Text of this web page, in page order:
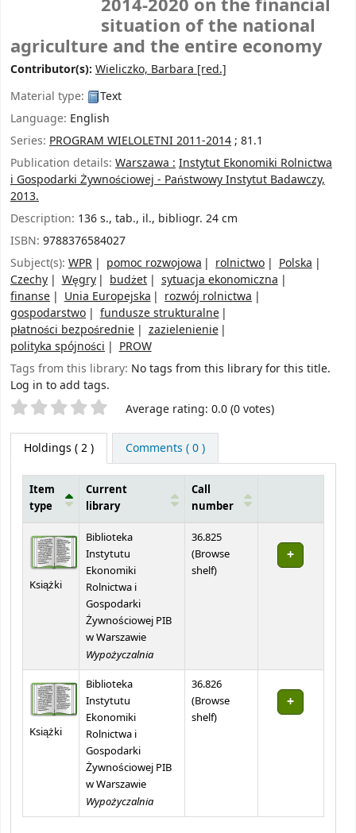
2014-2020 on the financial
situation of the national
agriculture and the entire economy
Contributor(s): Wieliczko, Barbara [red.]
Material type:
Text
Language: English
Series: PROGRAM WIELOLETNI 2011-2014; 81.1
Publication details: Warszawa : Instytut Ekonomiki Rolnictwa
i Gospodarki Żywnościowej - Państwowy Instytut Badawczy,
2013.
Description: 136 s., tab., il., bibliogr. 24 cm
ISBN: 9788376584027
Subject(s): WPR pomoc rozwojowa rolnictwo
Polska
Czechy
Węgry budżet
sytuacja ekonomiczna
finanse
Unia Europejska
rozwój rolnictwa
gospodarstwo
fundusze strukturalne
płatności bezpośrednie
zazielenienie
polityka spójności
PROW
Tags from this library: No tags from this library for this title.
Log in to add tags.
Star ratings Average rating: 0.0 (0 votes)
Holdings ( 2 ) Comments ( 0 )
Item
type
Current
library
Call
number
Książki
Biblioteka
Instytutu
Ekonomiki
Rolnictwa i
Gospodarki
Żywnościowej PIB
w Warszawie
Wypożyczalnia
36.825
(Browse
shelf(Opens below)
)
Książki
Biblioteka
Instytutu
Ekonomiki
Rolnictwa i
Gospodarki
Żywnościowej PIB
w Warszawie
Wypożyczalnia
36.826
(Browse
shelf(Opens below)
)